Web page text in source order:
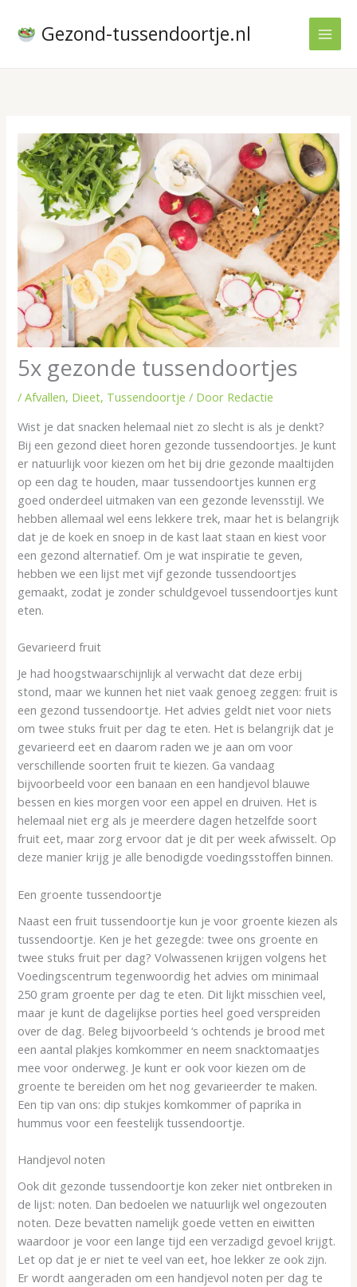
naar
Gezond-tussendoortje.nl
5x gezonde tussendoortjes
/Afvallen, Dieet, Tussendoortje / Door Redactie
Wist je dat snacken helemaal niet zo slecht is als je denkt?
Bij een gezond dieet horen gezonde tussendoortjes. Je kunt
er natuurlijk voor kiezen om het bij drie gezonde maaltijden
op een dag te houden, maar tussendoortjes kunnen erg
goed onderdeel uitmaken van een gezonde levensstijl. We
hebben allemaal wel eens lekkere trek, maar het is belangrijk
dat je de koek en snoep in de kast laat staan en kiest voor
een gezond alternatief. Om je wat inspiratie te geven,
hebben we een lijst met vijf gezonde tussendoortjes
gemaakt, zodat je zonder schuldgevoel tussendoortjes kunt
eten.
Gevarieerd fruit
Je had hoogstwaarschijnlijk al verwacht dat deze erbij
stond, maar we kunnen het niet vaak genoeg zeggen: fruit is
een gezond tussendoortje. Het advies geldt niet voor niets
om twee stuks fruit per dag te eten. Het is belangrijk dat je
gevarieerd eet en daarom raden we je aan om voor
verschillende soorten fruit te kiezen. Ga vandaag
bijvoorbeeld voor een banaan en een handjevol blauwe
bessen en kies morgen voor een appel en druiven. Het is
helemaal niet erg als je meerdere dagen hetzelfde soort
fruit eet, maar zorg ervoor dat je dit per week afwisselt. Op
deze manier krijg je alle benodigde voedingsstoffen binnen.
Een groente tussendoortje
Naast een fruit tussendoortje kun je voor groente kiezen als
tussendoortje. Ken je het gezegde: twee ons groente en
twee stuks fruit per dag? Volwassenen krijgen volgens het
Voedingscentrum tegenwoordig het advies om minimaal
250 gram groente per dag te eten. Dit lijkt misschien veel,
maar je kunt de dagelijkse porties heel goed verspreiden
over de dag. Beleg bijvoorbeeld ‘s ochtends je brood met
een aantal plakjes komkommer en neem snacktomaatjes
mee voor onderweg. Je kunt er ook voor kiezen om de
groente te bereiden om het nog gevarieerder te maken.
Een tip van ons: dip stukjes komkommer of paprika in
hummus voor een feestelijk tussendoortje.
Handjevol noten
Ook dit gezonde tussendoortje kon zeker niet ontbreken in
de lijst: noten. Dan bedoelen we natuurlijk wel ongezouten
noten. Deze bevatten namelijk goede vetten en eiwitten
waardoor je voor een lange tijd een verzadigd gevoel krijgt.
Let op dat je er niet te veel van eet, hoe lekker ze ook zijn.
Er wordt aangeraden om een handjevol noten per dag te